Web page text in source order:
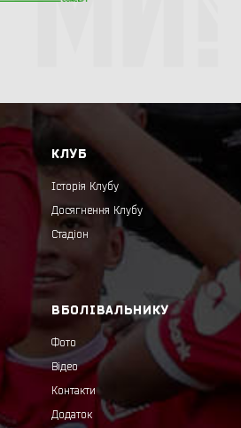
КЛУБ
Історія Клубу
Досягнення Клубу
Стадіон
ВБОЛІВАЛЬНИКУ
Фото
Відео
Контакти
Додаток